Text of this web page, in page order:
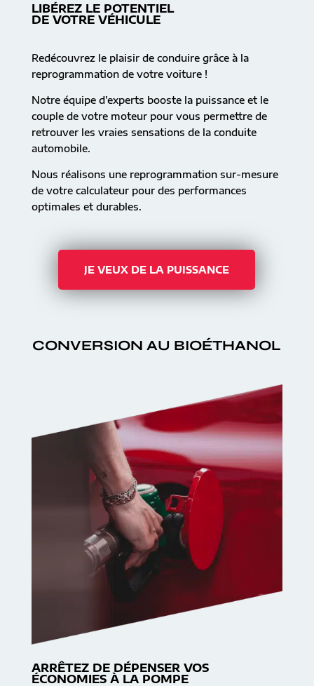
LIBÉREZ LE POTENTIEL
DE VOTRE VÉHICULE
Redécouvrez le plaisir de conduire grâce à la
reprogrammation de votre voiture !
Notre équipe d’experts booste la puissance et le
couple de votre moteur pour vous permettre de
retrouver les vraies sensations de la conduite
automobile.
Nous réalisons une reprogrammation sur-mesure
de votre calculateur pour des performances
optimales et durables.
JE VEUX DE LA PUISSANCE
CONVERSION AU BIOÉTHANOL
ARRÊTEZ DE DÉPENSER VOS
ÉCONOMIES À LA POMPE